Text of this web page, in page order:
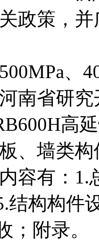
政策，
、
南省研
高
、墙类
容有：1.
结构构件
；附录。